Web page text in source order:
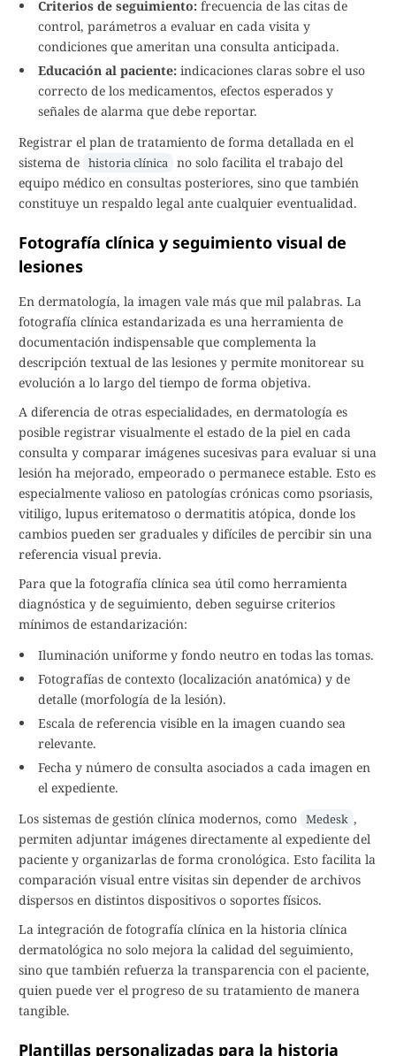
Criterios de seguimiento: frecuencia de las citas de
control, parámetros a evaluar en cada visita y
condiciones que ameritan una consulta anticipada.
Educación al paciente: indicaciones claras sobre el uso
correcto de los medicamentos, efectos esperados y
señales de alarma que debe reportar.
Registrar el plan de tratamiento de forma detallada en el
sistema de historia clínica no solo facilita el trabajo del
equipo médico en consultas posteriores, sino que también
constituye un respaldo legal ante cualquier eventualidad.
Fotografía clínica y seguimiento visual de
lesiones
En dermatología, la imagen vale más que mil palabras. La
fotografía clínica estandarizada es una herramienta de
documentación indispensable que complementa la
descripción textual de las lesiones y permite monitorear su
evolución a lo largo del tiempo de forma objetiva.
A diferencia de otras especialidades, en dermatología es
posible registrar visualmente el estado de la piel en cada
consulta y comparar imágenes sucesivas para evaluar si una
lesión ha mejorado, empeorado o permanece estable. Esto es
especialmente valioso en patologías crónicas como psoriasis,
vitiligo, lupus eritematoso o dermatitis atópica, donde los
cambios pueden ser graduales y difíciles de percibir sin una
referencia visual previa.
Para que la fotografía clínica sea útil como herramienta
diagnóstica y de seguimiento, deben seguirse criterios
mínimos de estandarización:
Iluminación uniforme y fondo neutro en todas las tomas.
Fotografías de contexto (localización anatómica) y de
detalle (morfología de la lesión).
Escala de referencia visible en la imagen cuando sea
relevante.
Fecha y número de consulta asociados a cada imagen en
el expediente.
Los sistemas de gestión clínica modernos, como Medesk ,
permiten adjuntar imágenes directamente al expediente del
paciente y organizarlas de forma cronológica. Esto facilita la
comparación visual entre visitas sin depender de archivos
dispersos en distintos dispositivos o soportes físicos.
La integración de fotografía clínica en la historia clínica
dermatológica no solo mejora la calidad del seguimiento,
sino que también refuerza la transparencia con el paciente,
quien puede ver el progreso de su tratamiento de manera
tangible.
Plantillas personalizadas para la historia